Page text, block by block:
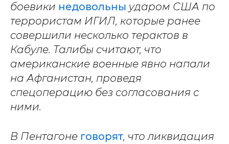
боевики недовольны ударом США по
террористам ИГИЛ, которые ранее
совершили несколько терактов в
Кабуле. Талибы считают, что
американские военные явно напали
на Афганистан, проведя
спецоперацию без согласования с
ними.
В Пентагоне говорят, что ликвидация